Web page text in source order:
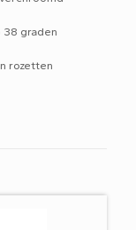
38 graden
rozetten